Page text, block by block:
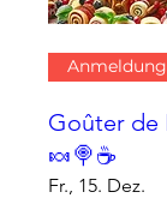
Goûter de
🍬🍭☕
Fr., 15. Dez.